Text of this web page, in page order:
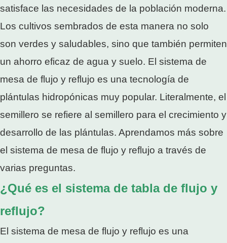
satisface las necesidades de la población moderna.
Los cultivos sembrados de esta manera no solo
son verdes y saludables, sino que también permiten
un ahorro eficaz de agua y suelo. El sistema de
mesa de flujo y reflujo es una tecnología de
plántulas hidropónicas muy popular. Literalmente, el
semillero se refiere al semillero para el crecimiento y
desarrollo de las plántulas. Aprendamos más sobre
el sistema de mesa de flujo y reflujo a través de
varias preguntas.
¿Qué es el sistema de tabla de flujo y
reflujo?
El sistema de mesa de flujo y reflujo es una